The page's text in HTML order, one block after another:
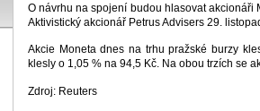
O návrhu na spojení budou hlasovat akcionáři
Aktivistický akcionář Petrus Advisers 29.
Akcie Moneta dnes na trhu pražské burzy
klesly o 1,05 % na 94,5 Kč. Na obou trzích se
Zdroj: Reuters